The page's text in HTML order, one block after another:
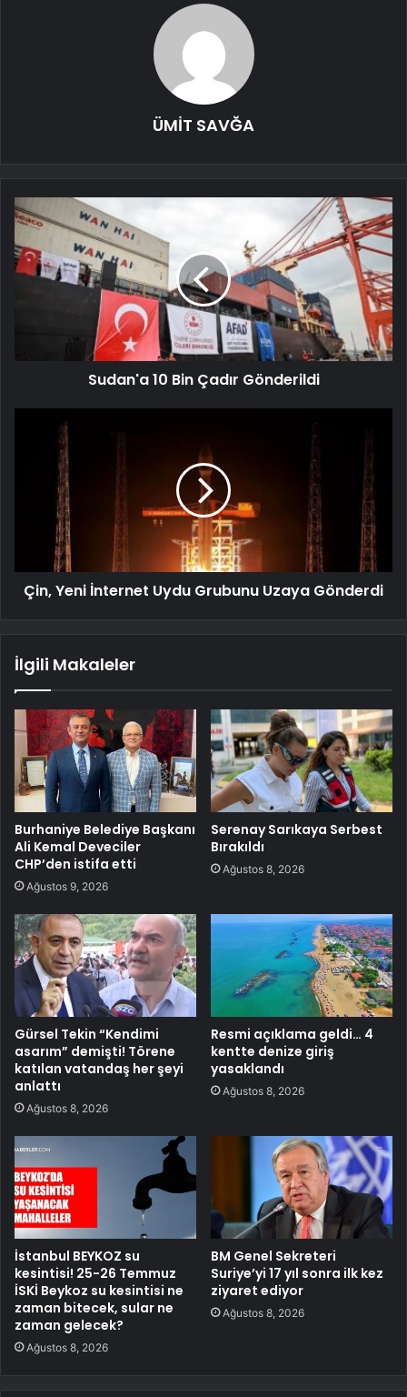
ÜMİT SAVĞA
Sudan'a 10 Bin Çadır Gönderildi
Çin, Yeni İnternet Uydu Grubunu Uzaya Gönderdi
İlgili Makaleler
Burhaniye Belediye Başkanı
Ali Kemal Deveciler
CHP’den istifa etti
Ağustos 9, 2026
Serenay Sarıkaya Serbest
Bırakıldı
Ağustos 8, 2026
Gürsel Tekin “Kendimi
asarım” demişti! Törene
katılan vatandaş her şeyi
anlattı
Ağustos 8, 2026
Resmi açıklama geldi… 4
kentte denize giriş
yasaklandı
Ağustos 8, 2026
İstanbul BEYKOZ su
kesintisi! 25-26 Temmuz
İSKİ Beykoz su kesintisi ne
zaman bitecek, sular ne
zaman gelecek?
Ağustos 8, 2026
BM Genel Sekreteri
Suriye’yi 17 yıl sonra ilk kez
ziyaret ediyor
Ağustos 8, 2026